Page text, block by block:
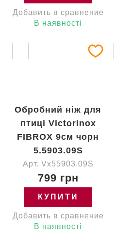
Добавить в сравнение
В наявності
Обробний ніж для
птиці Victorinox
FIBROX 9см чорн
5.5903.09S
Арт. Vx55903.09S
799 грн
КУПИТИ
Добавить в сравнение
В наявності